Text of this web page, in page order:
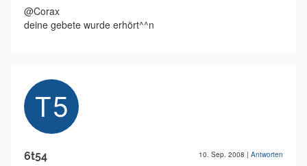
@Corax
deine gebete wurde erhört^^n
6t54 10. Sep. 2008 | Antworten